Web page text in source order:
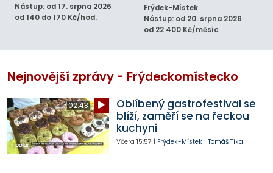
Nástup: od 17. srpna 2026
od 140 do 170 Kč/hod.
Frýdek-Místek
Nástup: od 20. srpna 2026
od 22 400 Kč/měsíc
Nejnovější zprávy - Frýdeckomístecko
02:43
Oblíbený gastrofestival se
blíží, zaměří se na řeckou
kuchyni
Včera 15:57 | Frýdek-Místek| Tomáš Tikal